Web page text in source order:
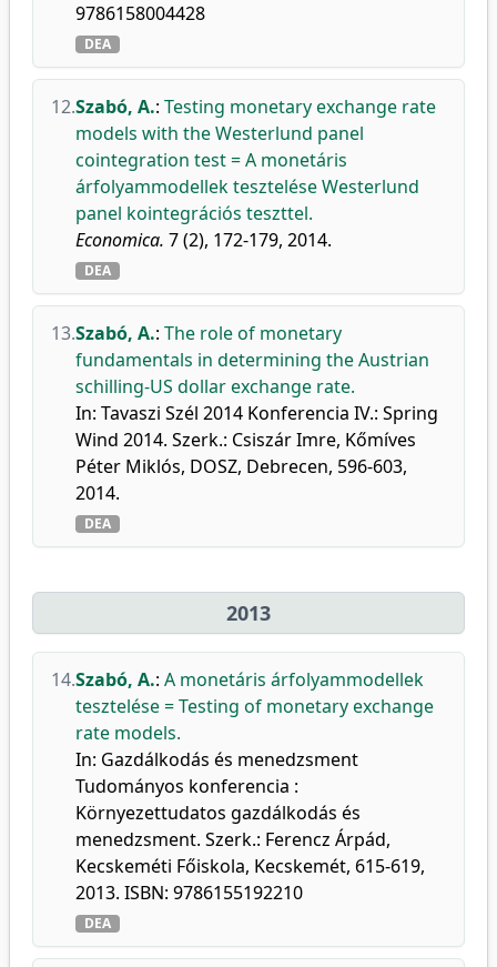
9786158004428
DEA
12.Szabó, A.: Testing monetary exchange rate
models with the Westerlund panel
cointegration test = A monetáris
árfolyammodellek tesztelése Westerlund
panel kointegrációs teszttel.
Economica. 7 (2), 172-179, 2014.
DEA
13.Szabó, A.: The role of monetary
fundamentals in determining the Austrian
schilling-US dollar exchange rate.
In: Tavaszi Szél 2014 Konferencia IV.: Spring
Wind 2014. Szerk.: Csiszár Imre, Kőmíves
Péter Miklós, DOSZ, Debrecen, 596-603,
2014.
DEA
2013
14.Szabó, A.: A monetáris árfolyammodellek
tesztelése = Testing of monetary exchange
rate models.
In: Gazdálkodás és menedzsment
Tudományos konferencia :
Környezettudatos gazdálkodás és
menedzsment. Szerk.: Ferencz Árpád,
Kecskeméti Főiskola, Kecskemét, 615-619,
2013. ISBN: 9786155192210
DEA